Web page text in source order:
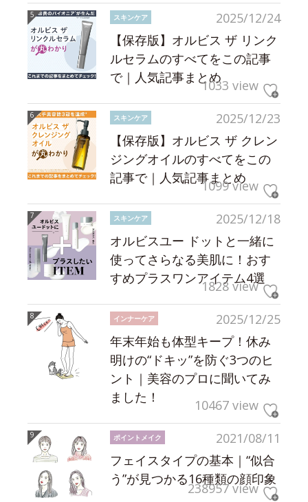
2025/12/24
スキンケア
【保存版】オルビス ザ リンク
ルセラムのすべてをこの記事
で｜人気記事まとめ1033 view
2025/12/23
スキンケア
【保存版】オルビス ザ クレン
ジングオイルのすべてをこの
記事で｜人気記事まとめ
1099 view
2025/12/18
スキンケア
オルビスユー ドットと一緒に
使ってさらなる美肌に！おす
すめプラスワンアイテム4選
1828 view
2025/12/25
インナーケア
年末年始も体型キープ！休み
明けの“ドキッ”を防ぐ3つのヒ
ント｜美容のプロに聞いてみ
ました！
10467 view
2021/08/11
ポイントメイク
フェイスタイプの基本｜“似合
う”が見つかる16種類の顔印象
238957 view